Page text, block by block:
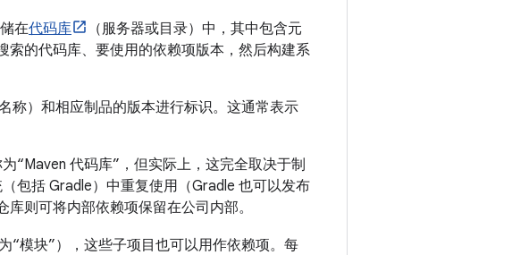
在代码库
（服务器或目录）中，其中包含元
的代码库、要使用的依赖项版本，然后构建系
称）和相应制品的版本进行标识。这通常表示
“Maven 代码库”，但实际上，这完全取决于制
包括 Gradle）中重复使用（Gradle 也可以发布
则可将内部依赖项保留在公司内部。
“模块”），这些子项目也可以用作依赖项。每